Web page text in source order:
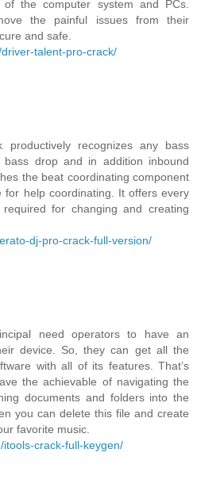
the computer system and PCs.
the painful issues from their
and safe.
talent-pro-crack/
productively recognizes any bass
bass drop and in addition inbound
the beat coordinating component
for help coordinating. It offers every
for changing and creating
dj-pro-crack-full-version/
need operators to have an
device. So, they can get all the
with all of its features. That’s
the achievable of navigating the
documents and folders into the
you can delete this file and create
favorite music.
crack-full-keygen/